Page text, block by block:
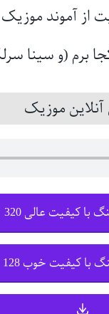
از آموند موزیک
موزیک
با کیفیت عالی 320
با کیفیت خوب 128